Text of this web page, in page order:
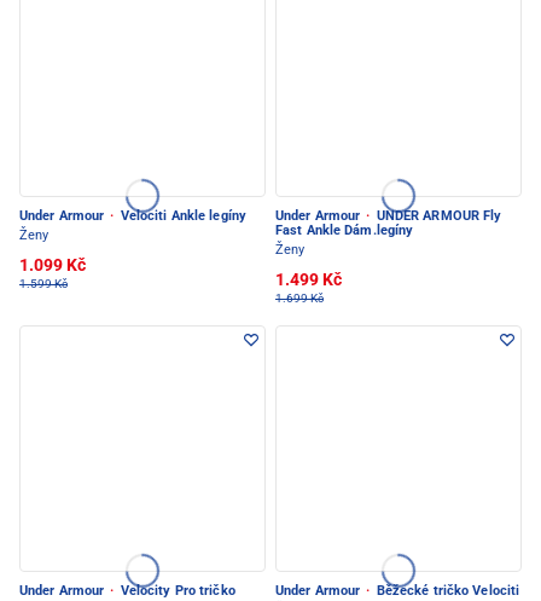
Under Armour · Velociti Ankle legíny
Ženy
1.099 Kč
1.599 Kč
Under Armour · UNDER ARMOUR Fly
Fast Ankle Dám.legíny
Ženy
1.499 Kč
1.699 Kč
Under Armour · Velocity Pro tričko
Under Armour ·
Běžecké tričko Velociti